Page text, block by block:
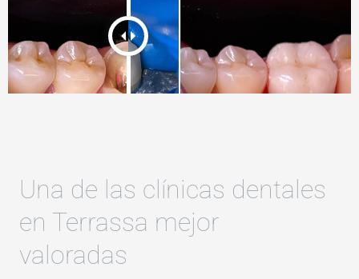
Una de las clínicas dentales
en Terrassa mejor
valoradas